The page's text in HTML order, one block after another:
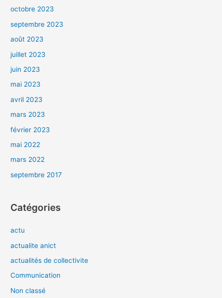
octobre 2023
septembre 2023
août 2023
juillet 2023
juin 2023
mai 2023
avril 2023
mars 2023
février 2023
mai 2022
mars 2022
septembre 2017
Catégories
actu
actualite anict
actualités de collectivite
Communication
Non classé